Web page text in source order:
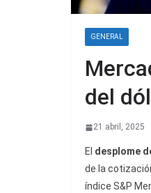
GENERAL
del
21 abril, 2025
El desplome
de la
índice S&P